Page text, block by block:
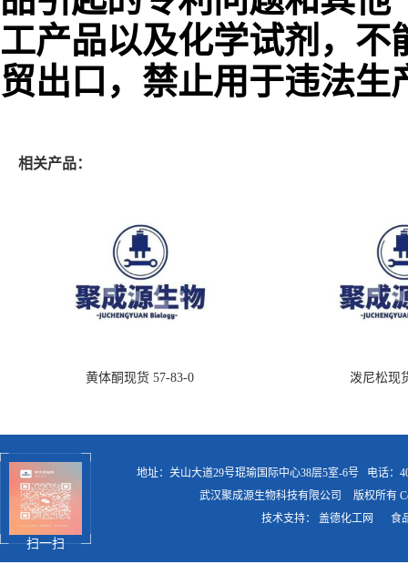
工产品以及化学试剂，
贸出口，禁止用于违法
相关产品：
黄体酮现货 57-83-0 泼尼松现
扫一扫
地址：关山大道29号琨瑜国际中心38层5室-6号 电话：
武汉聚成源生物科技有限公司
版权所有
技术支持： 盖德化工网 食